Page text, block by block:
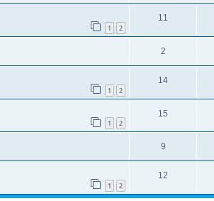
1 2
11
2
1 2
14
1 2
15
9
1 2
12